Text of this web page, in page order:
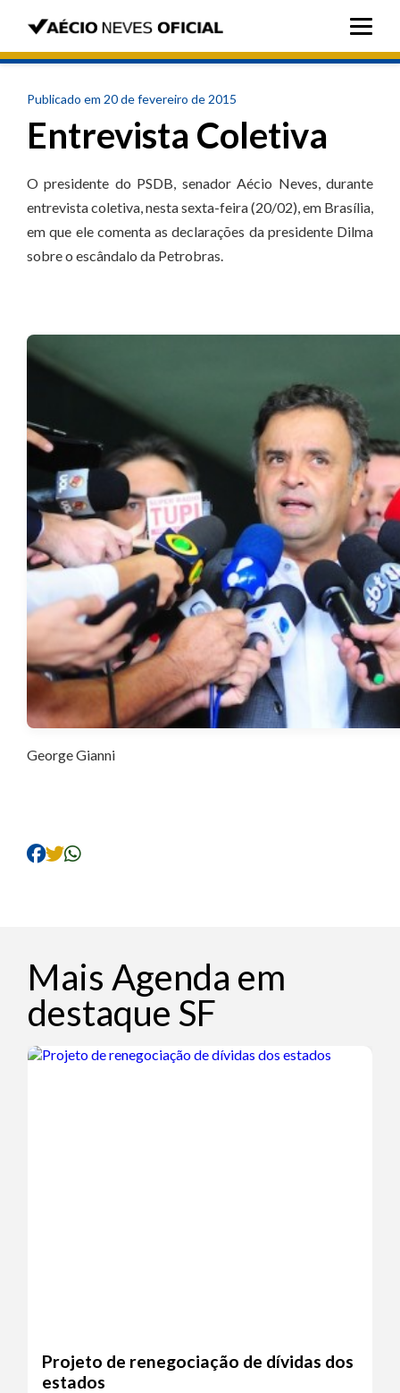
Publicado em 20 de fevereiro de 2015
Entrevista Coletiva
O presidente do PSDB, senador Aécio Neves, durante
entrevista coletiva, nesta sexta-feira (20/02), em Brasília,
em que ele comenta as declarações da presidente Dilma
sobre o escândalo da Petrobras.
George Gianni
Mais Agenda em
destaque SF
Projeto de renegociação de dívidas dos
estados